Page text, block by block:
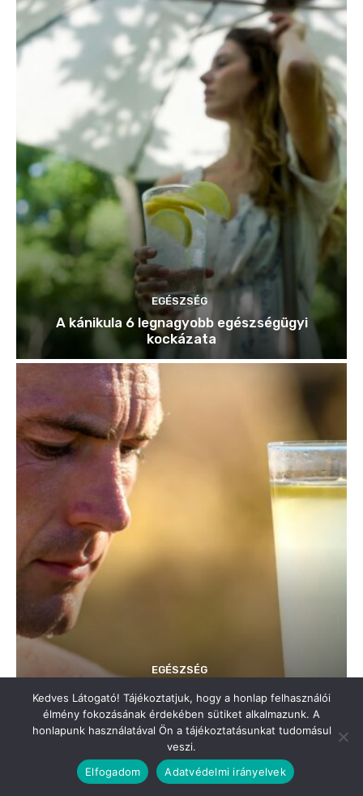
Kedves Látogató! Tájékoztatjuk, hogy a honlap felhasználói
élmény fokozásának érdekében sütiket alkalmazunk. A
honlapunk használatával Ön a tájékoztatásunkat tudomásul
veszi.
Elfogadom
Adatvédelmi irányelvek